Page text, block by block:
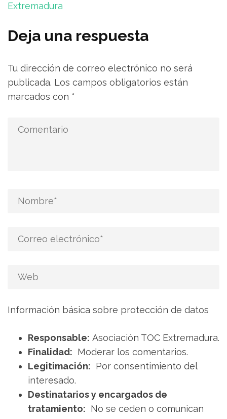
Extremadura
Deja una respuesta
Tu dirección de correo electrónico no será
publicada. Los campos obligatorios están
marcados con *
Información básica sobre protección de datos
Responsable: Asociación TOC Extremadura.
Finalidad: Moderar los comentarios.
Legitimación: Por consentimiento del
interesado.
Destinatarios y encargados de
tratamiento: No se ceden o comunican